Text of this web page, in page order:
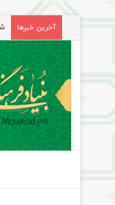
آخرین خبرها